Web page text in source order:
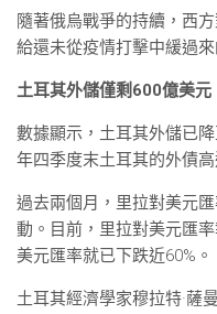
隨著俄烏戰爭的持續，西
給還未從疫情打擊中緩過
土耳其外儲僅剩600億美元
數據顯示，土耳其外儲已
年四季度末土耳其的外債
過去兩個月，里拉對美元
動。目前，里拉對美元匯
美元匯率就已下跌近60%。
土耳其經濟學家穆拉特·薩